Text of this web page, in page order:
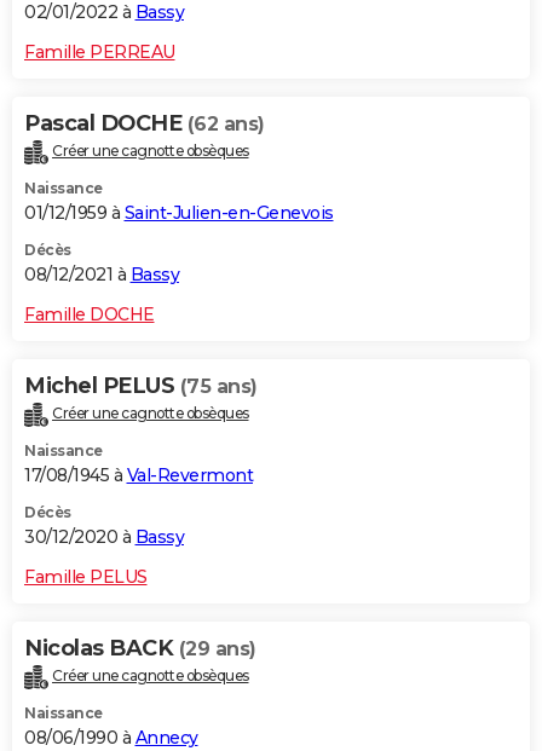
02/01/2022 à Bassy
Famille PERREAU
Pascal DOCHE (62 ans)
Créer une cagnotte obsèques
Naissance
01/12/1959 à Saint-Julien-en-Genevois
Décès
08/12/2021 à Bassy
Famille DOCHE
Michel PELUS (75 ans)
Créer une cagnotte obsèques
Naissance
17/08/1945 à Val-Revermont
Décès
30/12/2020 à Bassy
Famille PELUS
Nicolas BACK (29 ans)
Créer une cagnotte obsèques
Naissance
08/06/1990 à Annecy